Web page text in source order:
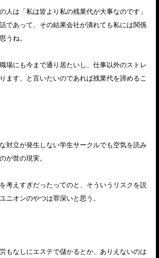
人は「私は皆より私の残業代が大事なのです」
であって、その結果会社が潰れても私には関係
うね。
場にも今まで通り居たいし、仕事以外のストレ
ます、と言いたいのであれば残業代を諦めるこ
対立が発生しない学生サークルでも空気を読み
が世の現実。
考えすぎだったってのと、そういうリスクを説
ニオンのやつは罪深いと思う。
もなしにエステで儲かるとか、ありえないのは